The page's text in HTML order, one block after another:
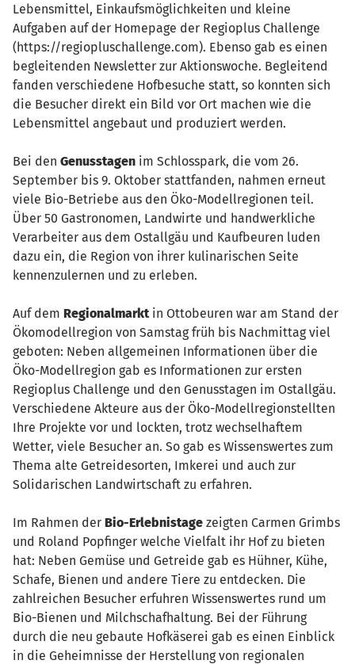
Lebensmittel, Einkaufsmöglichkeiten und kleine
Aufgaben auf der Homepage der Regioplus Challenge
(https://regiopluschallenge.com). Ebenso gab es einen
begleitenden Newsletter zur Aktionswoche. Begleitend
fanden verschiedene Hofbesuche statt, so konnten sich
die Besucher direkt ein Bild vor Ort machen wie die
Lebensmittel angebaut und produziert werden.
Bei den Genusstagen im Schlosspark, die vom 26.
September bis 9. Oktober stattfanden, nahmen erneut
viele Bio-Betriebe aus den Öko-Modellregionen teil.
Über 50 Gastronomen, Landwirte und handwerkliche
Verarbeiter aus dem Ostallgäu und Kaufbeuren luden
dazu ein, die Region von ihrer kulinarischen Seite
kennenzulernen und zu erleben.
Auf dem Regionalmarkt in Ottobeuren war am Stand der
Ökomodellregion von Samstag früh bis Nachmittag viel
geboten: Neben allgemeinen Informationen über die
Öko-Modellregion gab es Informationen zur ersten
Regioplus Challenge und den Genusstagen im Ostallgäu.
Verschiedene Akteure aus der Öko-Modellregionstellten
Ihre Projekte vor und lockten, trotz wechselhaftem
Wetter, viele Besucher an. So gab es Wissenswertes zum
Thema alte Getreidesorten, Imkerei und auch zur
Solidarischen Landwirtschaft zu erfahren.
Im Rahmen der Bio-Erlebnistage zeigten Carmen Grimbs
und Roland Popfinger welche Vielfalt ihr Hof zu bieten
hat: Neben Gemüse und Getreide gab es Hühner, Kühe,
Schafe, Bienen und andere Tiere zu entdecken. Die
zahlreichen Besucher erfuhren Wissenswertes rund um
Bio-Bienen und Milchschafhaltung. Bei der Führung
durch die neu gebaute Hofkäserei gab es einen Einblick
in die Geheimnisse der Herstellung von regionalen